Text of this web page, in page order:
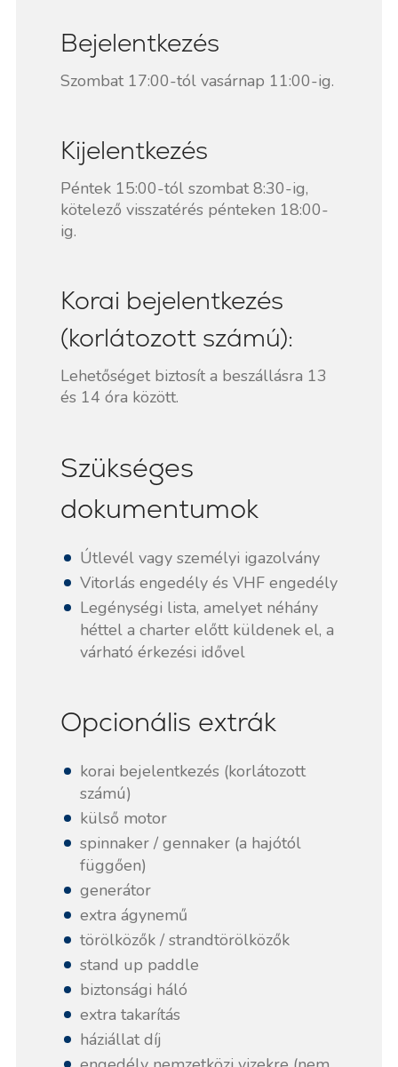
Bejelentkezés
Szombat 17:00-tól vasárnap 11:00-ig.
Kijelentkezés
Péntek 15:00-tól szombat 8:30-ig,
kötelező visszatérés pénteken 18:00-
ig.
Korai bejelentkezés
(korlátozott számú):
Lehetőséget biztosít a beszállásra 13
és 14 óra között.
Szükséges
dokumentumok
Útlevél vagy személyi igazolvány
Vitorlás engedély és VHF engedély
Legénységi lista, amelyet néhány
héttel a charter előtt küldenek el, a
várható érkezési idővel
Opcionális extrák
korai bejelentkezés (korlátozott
számú)
külső motor
spinnaker / gennaker (a hajótól
függően)
generátor
extra ágynemű
törölközők / strandtörölközők
stand up paddle
biztonsági háló
extra takarítás
háziállat díj